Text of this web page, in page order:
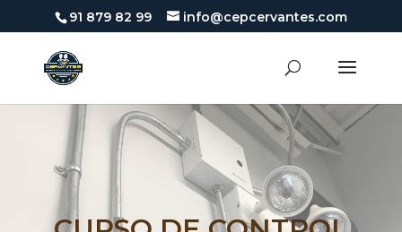
91 879 82 99 info@cepcervantes.com